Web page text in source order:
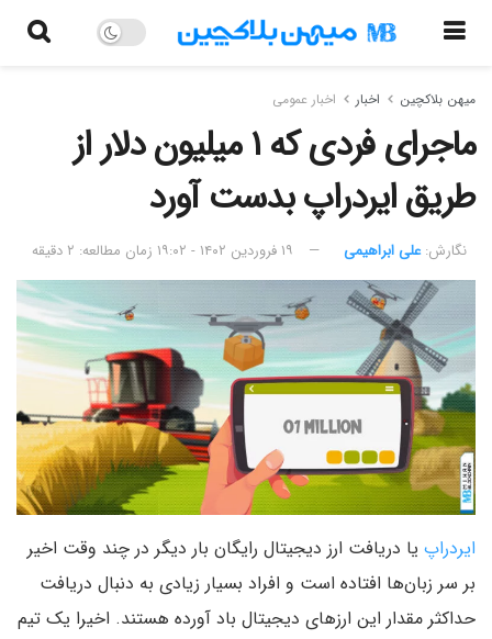
میهن بلاکچین اخبار اخبار عمومی
ماجرای فردی که ۱ میلیون دلار از
طریق ایردراپ بدست آورد
نگارش:‌ علی ابراهیمی ۱۹ فروردین ۱۴۰۲ - ۱۹:۰۲ زمان مطالعه: ۲ دقیقه
ایردراپ یا دریافت ارز دیجیتال رایگان بار دیگر در چند وقت اخیر
بر سر زبان‌ها افتاده است و افراد بسیار زیادی به دنبال دریافت
حداکثر مقدار این ارزهای دیجیتال باد آورده هستند. اخیرا یک تیم